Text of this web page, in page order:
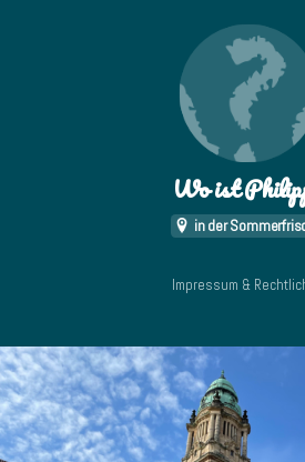
Wo ist
in der
Impressum &